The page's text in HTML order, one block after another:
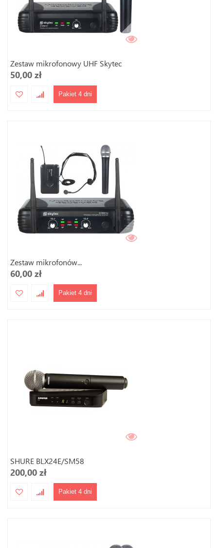
Zestaw mikrofonowy UHF Skytec
50,00 zł
Pakiet 4 dni
Zestaw mikrofonów...
60,00 zł
Pakiet 4 dni
SHURE BLX24E/SM58
200,00 zł
Pakiet 4 dni